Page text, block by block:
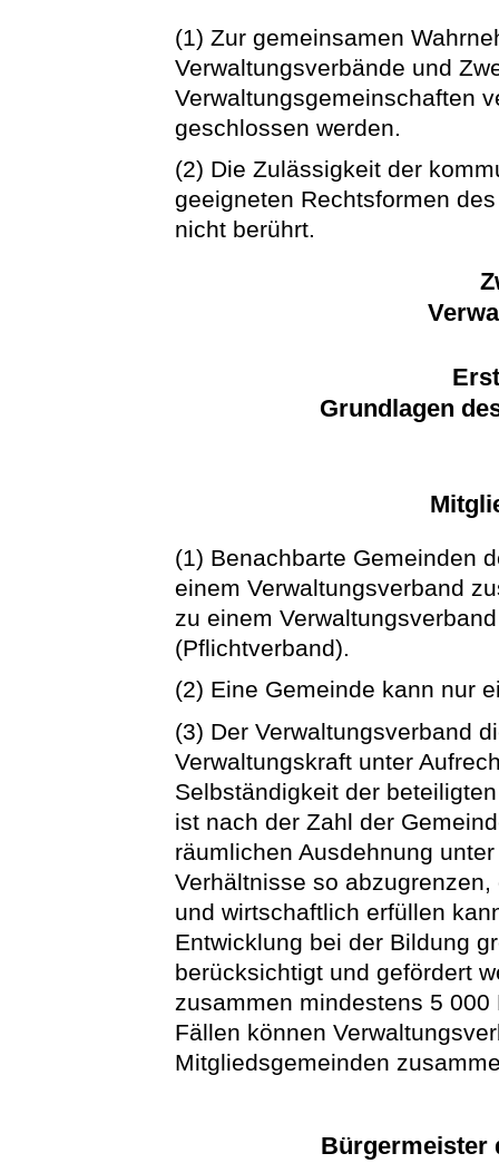
(1) Zur gemeinsamen
Verwaltungsverbände und
Verwaltungsgemeinschaften
geschlossen werden.
(2) Die Zulässigkeit der
geeigneten Rechtsformen
nicht berührt.
Grundlagen
(1) Benachbarte Gemeinden
einem Verwaltungsverband
zu einem
(Pflichtverband).
(2) Eine Gemeinde kann nur
(3) Der Verwaltungsverband
Verwaltungskraft unter
Selbständigkeit der
ist nach der Zahl der
räumlichen Ausdehnung
Verhältnisse so
und wirtschaftlich erfüllen
Entwicklung bei der Bildung
berücksichtigt und gefördert
zusammen mindestens 5
Fällen können
Mitgliedsgemeinden
Bürgermeister